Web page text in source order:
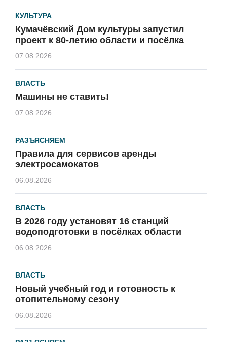
КУЛЬТУРА
Кумачёвский Дом культуры запустил
проект к 80-летию области и посёлка
07.08.2026
ВЛАСТЬ
Машины не ставить!
07.08.2026
РАЗЪЯСНЯЕМ
Правила для сервисов аренды
электросамокатов
06.08.2026
ВЛАСТЬ
В 2026 году установят 16 станций
водоподготовки в посёлках области
06.08.2026
ВЛАСТЬ
Новый учебный год и готовность к
отопительному сезону
06.08.2026